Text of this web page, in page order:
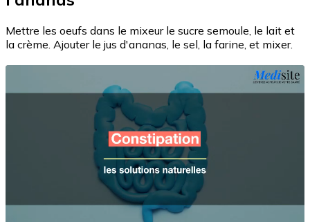
Mettre les oeufs dans le mixeur le sucre semoule, le lait et
la crème. Ajouter le jus d'ananas, le sel, la farine, et mixer.